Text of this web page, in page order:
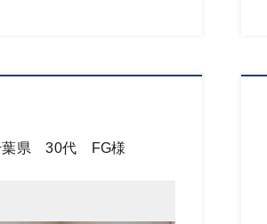
葉県 30代 FG様